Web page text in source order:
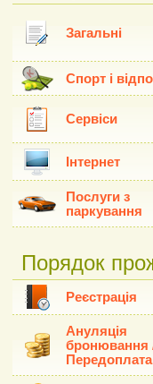
Загальні
Спорт і
Сервіси
Інтернет
Послуги з
паркування
Порядок
Реєстрація
Ануляція
бронювання
Передоплата